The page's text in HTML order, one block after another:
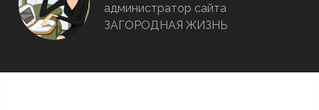
администратор сайта
ЗАГОРОДНАЯ ЖИЗНЬ